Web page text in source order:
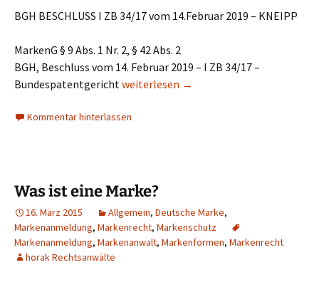
BGH BESCHLUSS I ZB 34/17 vom 14.Februar 2019 – KNEIPP
MarkenG § 9 Abs. 1 Nr. 2, § 42 Abs. 2
BGH, Beschluss vom 14. Februar 2019 – I ZB 34/17 –
BundespatentgerichtKNEIPP: Die Feststellung, dass ein
weiterlesen →
Kommentar hinterlassen
Was ist eine Marke?
16. März 2015 Allgemein, Deutsche Marke,
Markenanmeldung, Markenrecht, Markenschutz
Markenanmeldung, Markenanwalt, Markenformen, Markenrecht
horak Rechtsanwälte